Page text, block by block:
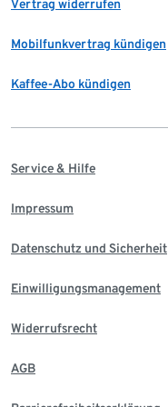
Vertrag widerrufen
Mobilfunkvertrag kündigen
Kaffee-Abo kündigen
Service & Hilfe
Impressum
Datenschutz und Sicherheit
Einwilligungsmanagement
Widerrufsrecht
AGB